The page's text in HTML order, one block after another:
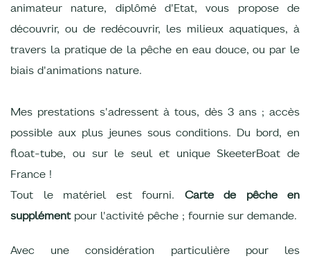
animateur nature, diplômé d'Etat, vous propose de
découvrir, ou de redécouvrir, les milieux aquatiques, à
travers la pratique de la pêche en eau douce, ou par le
biais d'animations nature.
Mes prestations s'adressent à tous, dès 3 ans ; accès
possible aux plus jeunes sous conditions. Du bord, en
float-tube, ou sur le seul et unique SkeeterBoat de
France !
Tout le matériel est fourni. Carte de pêche en
supplément pour l'activité pêche ; fournie sur demande.
Avec une considération particulière pour les